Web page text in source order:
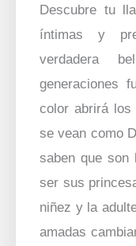
Descubre tu
íntimas y
verdadera
generaciones
color abrirá los
se vean como
saben que
ser sus
niñez y la
amadas